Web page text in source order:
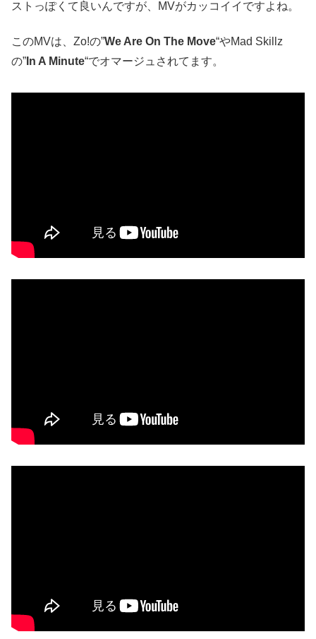
ストっぽくて良いんですが、MVがカッコイイですよね。
このMVは、Zo!の”We Are On The Move“やMad Skillz
の” In A Minute“でオマージュされてます。